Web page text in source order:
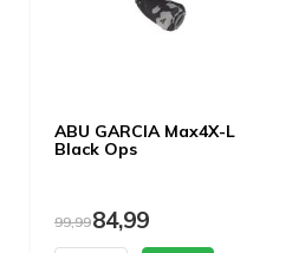
ABU GARCIA Max4X-L
Black Ops
99,9984,99